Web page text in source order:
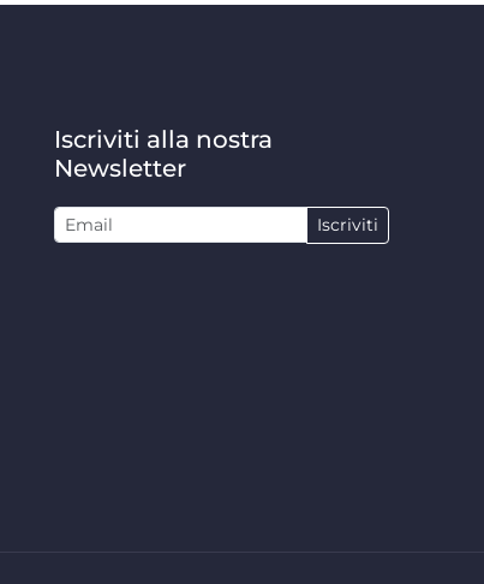
Iscriviti alla nostra
Newsletter
Iscriviti